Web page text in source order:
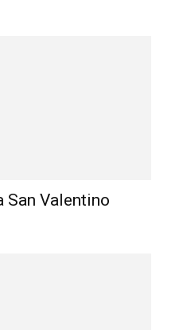
San Valentino